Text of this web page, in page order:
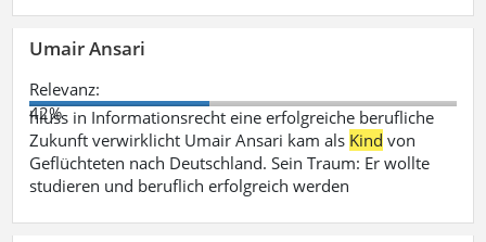
Umair Ansari
Relevanz:
42%
hluss in Informationsrecht eine erfolgreiche berufliche
Zukunft verwirklicht Umair Ansari kam als Kind von
Geflüchteten nach Deutschland. Sein Traum: Er wollte
studieren und beruflich erfolgreich werden